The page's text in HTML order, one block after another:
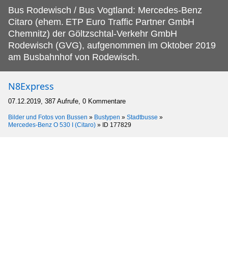
Bus Rodewisch / Bus Vogtland: Mercedes-Benz
Citaro (ehem. ETP Euro Traffic Partner GmbH
Chemnitz) der Göltzschtal-Verkehr GmbH
Rodewisch (GVG), aufgenommen im Oktober 2019
am Busbahnhof von Rodewisch.
N8Express
07.12.2019, 387 Aufrufe, 0 Kommentare
Bilder und Fotos von Bussen » Bustypen » Stadtbusse »
Mercedes-Benz O 530 I (Citaro) » ID 177829